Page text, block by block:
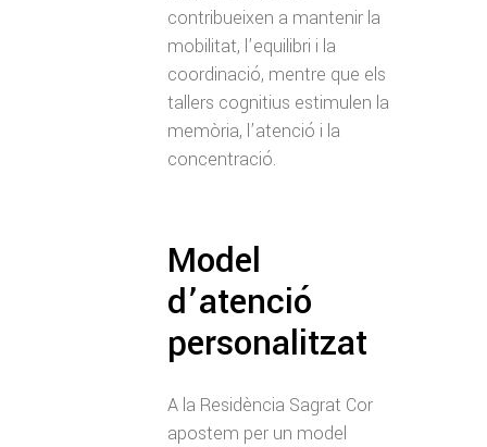
contribueixen a mantenir la
mobilitat, l’equilibri i la
coordinació, mentre que els
tallers cognitius estimulen la
memòria, l’atenció i la
concentració.
Model
d’atenció
personalitzat
A la Residència Sagrat Cor
apostem per un model